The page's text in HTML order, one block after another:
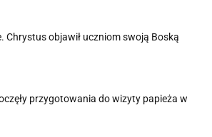
Chrystus objawił uczniom swoją Boską
przygotowania do wizyty papieża w